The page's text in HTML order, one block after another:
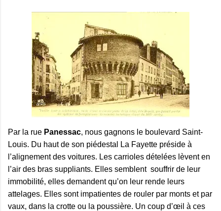
Par la rue Panessac, nous gagnons le boulevard Saint-
Louis. Du haut de son piédestal La Fayette préside à
l’alignement des voitures. Les carrioles dételées lèvent en
l’air des bras suppliants. Elles semblent souffrir de leur
immobilité, elles demandent qu’on leur rende leurs
attelages. Elles sont impatientes de rouler par monts et par
vaux, dans la crotte ou la poussière. Un coup d’œil à ces